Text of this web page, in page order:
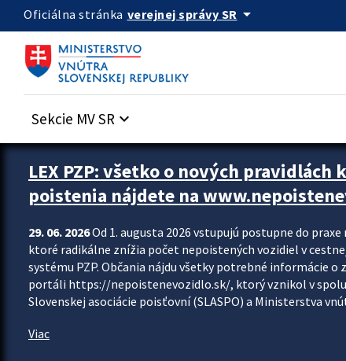
Preskocit na hlavný obsah
Oficiálna stránka verejnej správy SR arrow_drop_down
Sekcie MV SR keyboard_arrow_down
Zastavit automatický posun upútavok
LEX PZP: všetko o nových
poistenia nájdete na
29. 06. 2026Od 1. augusta 2026 vstupujú postupne do
ktoré radikálne znížia počet nepoistených vozidiel v
systému PZP. Občania nájdu všetky potrebné informácie
portáli https://nepoistenevozidlo.sk/, ktorý vznikol v
Slovenskej asociácie poisťovní (SLASPO) a Ministerstva
Viac